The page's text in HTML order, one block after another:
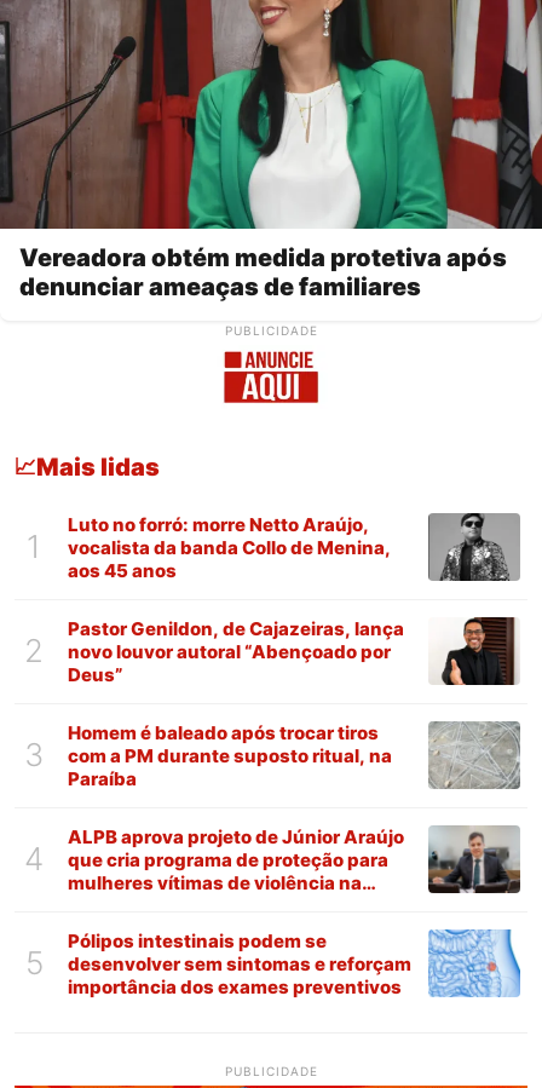
Vereadora obtém medida protetiva após
denunciar ameaças de familiares
PUBLICIDADE
📈Mais lidas
1
Luto no forró: morre Netto Araújo,
vocalista da banda Collo de Menina,
aos 45 anos
2
Pastor Genildon, de Cajazeiras, lança
novo louvor autoral “Abençoado por
Deus”
3
Homem é baleado após trocar tiros
com a PM durante suposto ritual, na
Paraíba
4
ALPB aprova projeto de Júnior Araújo
que cria programa de proteção para
mulheres vítimas de violência na
5
Pólipos intestinais podem se
desenvolver sem sintomas e reforçam
importância dos exames preventivos
PUBLICIDADE